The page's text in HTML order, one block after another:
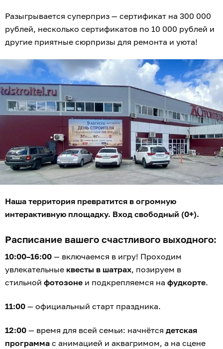
Разыгрывается суперприз — сертификат на 300 000
рублей, несколько сертификатов по 10 000 рублей и
другие приятные сюрпризы для ремонта и уюта!
Наша территория превратится в огромную
интерактивную площадку. Вход свободный (0+).
Расписание вашего счастливого выходного:
10:00–16:00 — включаемся в игру! Проходим
увлекательные квесты в шатрах, позируем в
стильной фотозоне и подкрепляемся на фудкорте.
11:00 — официальный старт праздника.
12:00 — время для всей семьи: начнётся детская
программа с анимацией и аквагримом, а на сцене